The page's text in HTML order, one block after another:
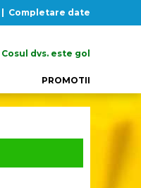
Completare date
Cosul dvs. este gol
PROMOTII